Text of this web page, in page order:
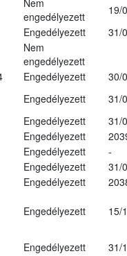
Nem
engedélyezett
19/
Engedélyezett
31/
Nem
engedélyezett
Engedélyezett
30/
Engedélyezett
31/
Engedélyezett
31/
Engedélyezett
Engedélyezett
-
Engedélyezett
31/
Engedélyezett
Engedélyezett 15/
Engedélyezett
31/